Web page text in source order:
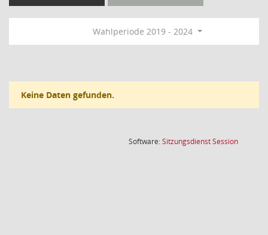
Wahlperiode 2019 - 2024
Keine Daten gefunden.
Software:SitzungsdienstSession(Wird in